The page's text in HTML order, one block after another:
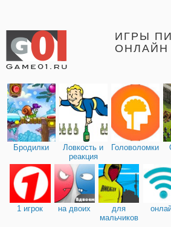
ИГРЫ
ОНЛАЙН
Бродилки
Ловкость и
реакция
Головоломки
1 игрок на двоих
для
мальчиков